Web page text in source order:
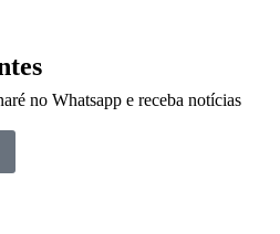
no Whatsapp e receba notícias